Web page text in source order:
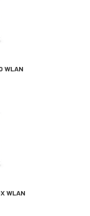
WLAN
WLAN